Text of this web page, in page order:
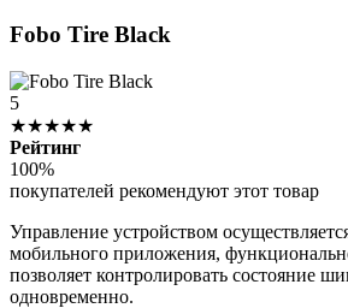
Fobo Tire Black
5
★★★★★
Рейтинг
100%
покупателей рекомендуют этот товар
Управление устройством
мобильного приложения,
позволяет контролировать состояние
одновременно.